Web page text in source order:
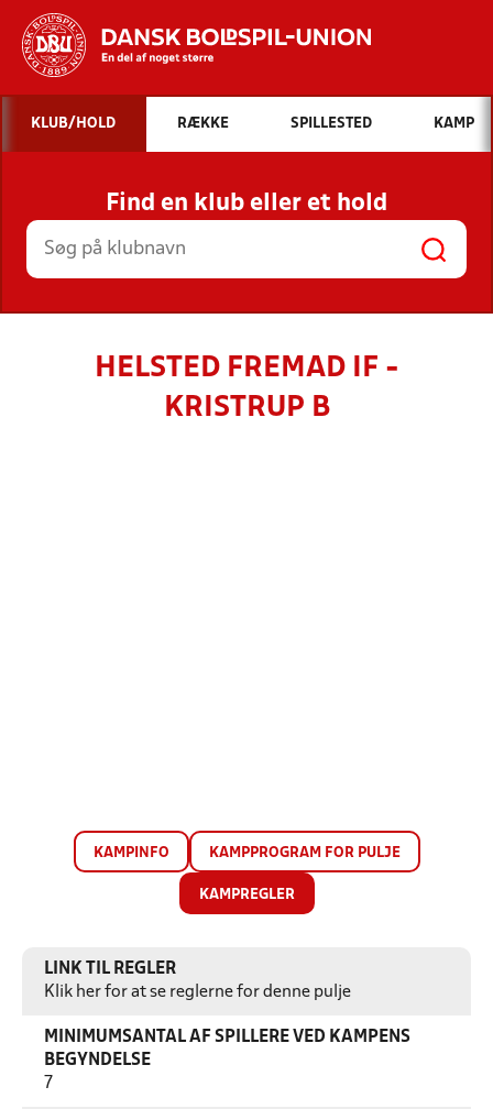
Hvad vil du søge efter?
INDHOLD OG NYHEDER
STILLINGER, RESULTATER, KLUBBER OG
HOLD
KLUB/HOLD RÆKKE SPILLESTED KAMP
Find en klub eller et hold
HELSTED FREMAD IF -
KRISTRUP B
KAMPINFO KAMPPROGRAM FOR PULJE
KAMPREGLER
LINK TIL REGLER
Klik her for at se reglerne for denne pulje
MINIMUMSANTAL AF SPILLERE VED KAMPENS
BEGYNDELSE
7